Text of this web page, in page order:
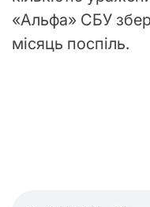
«Альфа» СБУ
місяць поспіль.